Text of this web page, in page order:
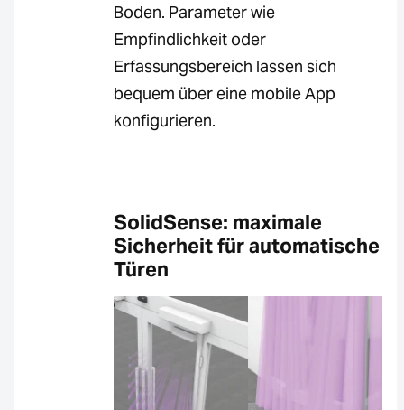
Boden. Parameter wie
Empfindlichkeit oder
Erfassungsbereich lassen sich
bequem über eine mobile App
konfigurieren.
SolidSense: maximale
Sicherheit für automatische
Türen